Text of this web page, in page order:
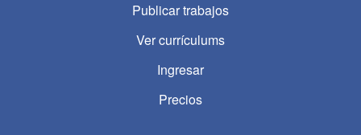
Publicar trabajos
Ver currículums
Ingresar
Precios